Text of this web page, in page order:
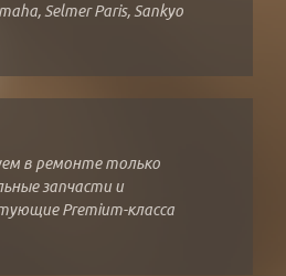
Selmer Paris, Sankyo
в ремонте только
запчасти и
Premium-класса